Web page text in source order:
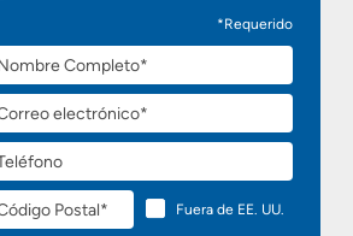
*Requerido
Fuera de EE. UU.